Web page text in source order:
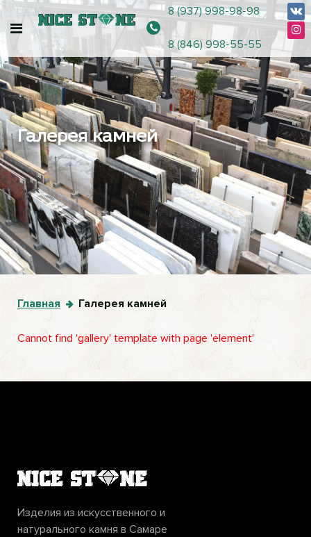
8 (937) 998-98-98
8 (846) 998-55-55
Галерея камней
Главная Галерея камней
Cannot find 'gallery' template with page 'element'
Изделия из искусственного и
натурального камня в Самаре